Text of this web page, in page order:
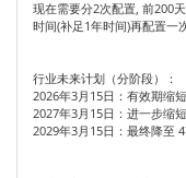
现在需要分2次配置, 前200
时间(补足1年时间)再配置一
行业未来计划‌（分阶段）：
‌2026年3月15日‌：有效期缩
‌2027年3月15日‌：进一步缩
‌2029年3月15日‌：最终降至